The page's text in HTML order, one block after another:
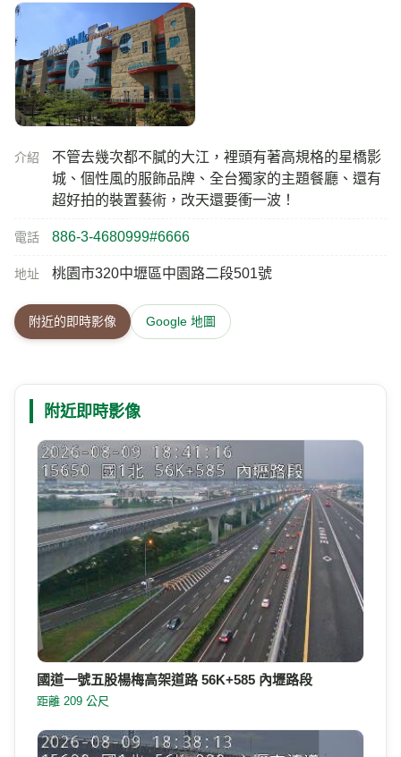
介紹
不管去幾次都不膩的大江，裡頭有著高規格的星橋影
城、個性風的服飾品牌、全台獨家的主題餐廳、還有
超好拍的裝置藝術，改天還要衝一波！
電話 886-3-4680999#6666
地址 桃園市320中壢區中園路二段501號
附近的即時影像 Google 地圖
附近即時影像
國道一號五股楊梅高架道路 56K+585 內壢路段
距離 209 公尺